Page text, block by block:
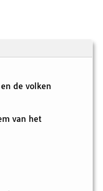
de volken
van het